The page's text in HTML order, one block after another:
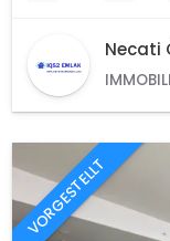
Necati
VORGESTELLT